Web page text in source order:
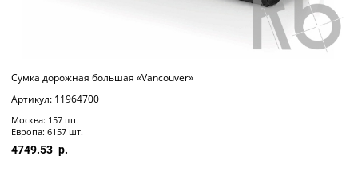
Сумка дорожная большая «Vancouver»
Артикул: 11964700
Москва: 157 шт.
Европа: 6157 шт.
4749.53